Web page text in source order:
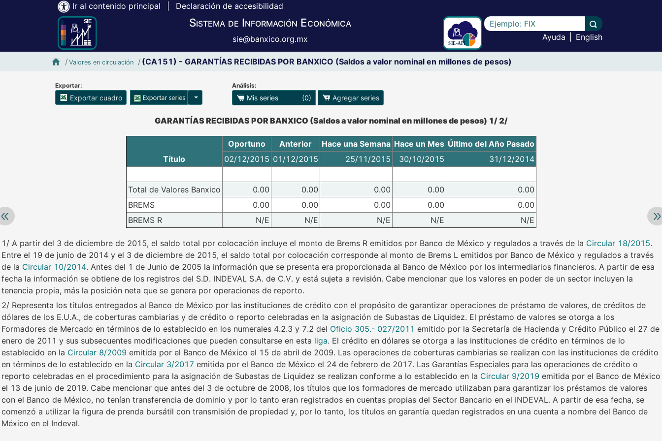
Ir al contenido principal Declaración de accesibilidad
Sistema de Información Económica
sie@banxico.org.mx
Escriba el texto a buscar
Llevar a cabo la
Ayuda
English
Inicio SIE-Banxico
Valores en circulación (CA151) - GARANTÍAS RECIBIDAS POR BANXICO (Saldos a valor nominal en millones de pesos)
Exportar:
Exportar cuadro Opciones para exportar series
Análisis:
Mis series (0) Agregar series
Retroceder:
Accesibilidad de Cuadros Analíticos, al exportar el cuadro se pueden manipular los datos en XLS
GARANTÍAS RECIBIDAS POR BANXICO (Saldos a valor nominal en millones de pesos) 1/ 2/
Título
Oportuno Anterior Hace una Semana Hace un Mes Último del Año Pasado
02/12/2015 01/12/2015 25/11/2015 30/10/2015 31/12/2014
Total de Valores Banxico 0.00 0.00 0.00 0.00
0.00
BREMS
0.00 0.00 0.00 0.00
0.00
BREMS R
N/E N/E N/E N/E N/E
1/ A partir del 3 de diciembre de 2015, el saldo total por colocación incluye el monto de Brems R emitidos por Banco de México y regulados a través de la Circular 18/2015.
Entre el 19 de junio de 2014 y el 3 de diciembre de 2015, el saldo total por colocación corresponde al monto de Brems L emitidos por Banco de México y regulados a través
de la Circular 10/2014. Antes del 1 de Junio de 2005 la información que se presenta era proporcionada al Banco de México por los intermediarios financieros. A partir de esa
fecha la información se obtiene de los registros del S.D. INDEVAL S.A. de C.V. y está sujeta a revisión. Cabe mencionar que los valores en poder de un sector incluyen la
tenencia propia, más la posición neta que se genera por operaciones de reporto.
2/ Representa los títulos entregados al Banco de México por las instituciones de crédito con el propósito de garantizar operaciones de préstamo de valores, de créditos de
dólares de los E.U.A., de coberturas cambiarias y de crédito o reporto celebradas en la asignación de Subastas de Liquidez. El préstamo de valores se otorga a los
Formadores de Mercado en términos de lo establecido en los numerales 4.2.3 y 7.2 del Oficio 305.- 027/2011 emitido por la Secretaría de Hacienda y Crédito Público el 27 de
enero de 2011 y sus subsecuentes modificaciones que pueden consultarse en esta liga. El crédito en dólares se otorga a las instituciones de crédito en términos de lo
establecido en la Circular 8/2009 emitida por el Banco de México el 15 de abril de 2009. Las operaciones de coberturas cambiarias se realizan con las instituciones de crédito
en términos de lo establecido en la Circular 3/2017 emitida por el Banco de México el 24 de febrero de 2017. Las Garantías Especiales para las operaciones de crédito o
reporto celebradas en el procedimiento para la asignación de Subastas de Liquidez se realizan conforme a lo establecido en la Circular 9/2019 emitida por el Banco de México
el 13 de junio de 2019. Cabe mencionar que antes del 3 de octubre de 2008, los títulos que los formadores de mercado utilizaban para garantizar los préstamos de valores
con el Banco de México, no tenían transferencia de dominio y por lo tanto eran registrados en cuentas propias del Sector Bancario en el INDEVAL. A partir de esa fecha, se
comenzó a utilizar la figura de prenda bursátil con transmisión de propiedad y, por lo tanto, los títulos en garantía quedan registrados en una cuenta a nombre del Banco de
México en el Indeval.